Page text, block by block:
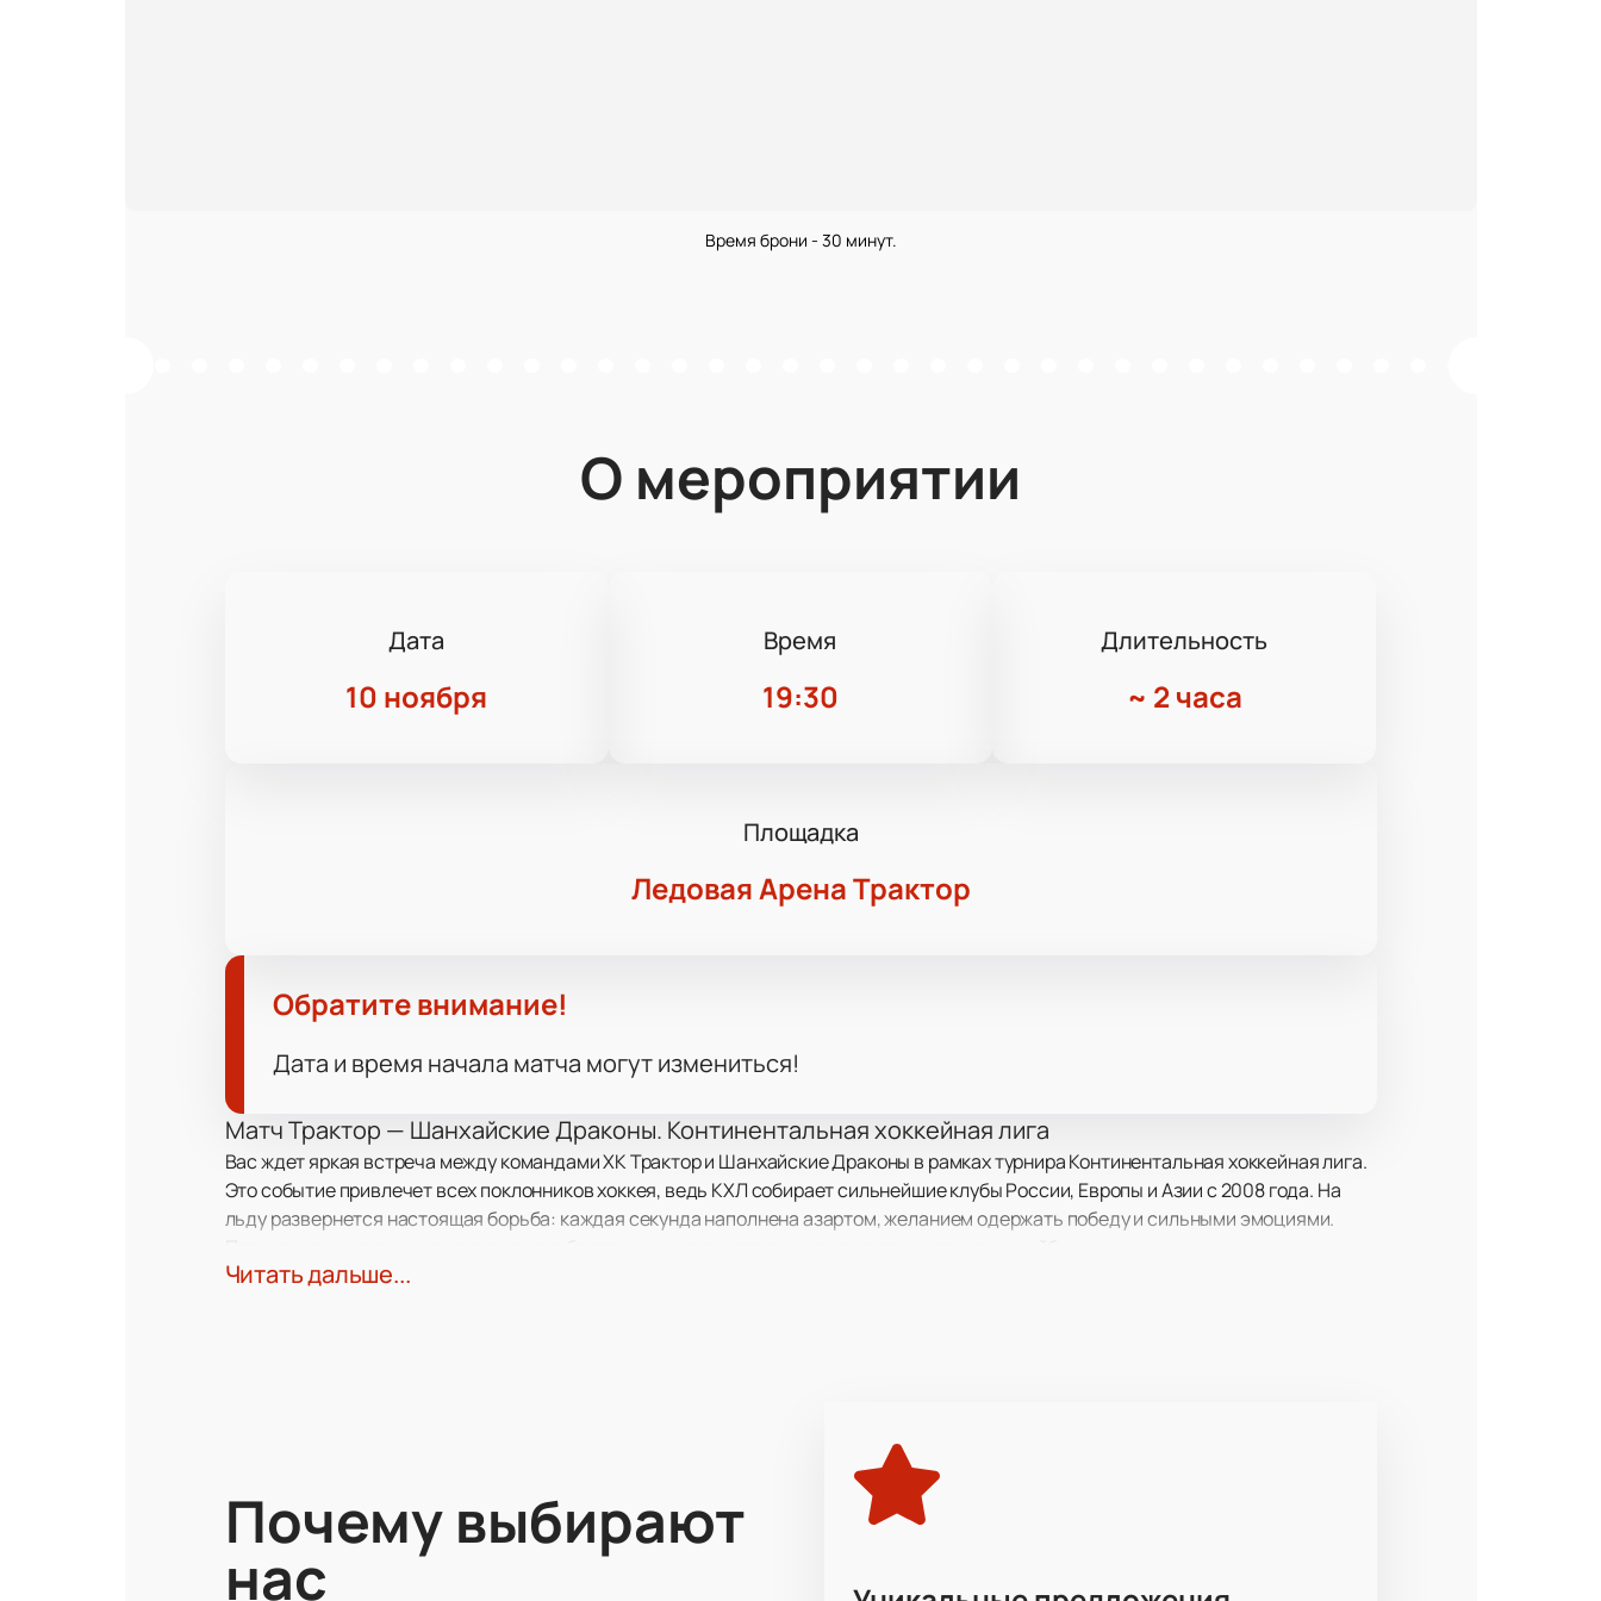
Время брони - 30 минут.
О мероприятии
Дата
10 ноября
Время
19:30
Длительность
~ 2 часа
Площадка
Ледовая Арена Трактор
Обратите внимание!
Дата и время начала матча могут измениться!
Матч Трактор — Шанхайские Драконы. Континентальная хоккейная лига
Вас ждет яркая встреча между командами ХК Трактор и Шанхайские Драконы в рамках турнира Континентальная хоккейная лига.
Это событие привлечет всех поклонников хоккея, ведь КХЛ собирает сильнейшие клубы России, Европы и Азии с 2008 года. На
льду развернется настоящая борьба: каждая секунда наполнена азартом, желанием одержать победу и сильными эмоциями.
Клуб ХК Трактор — известный представитель России в КХЛ, который славится настойчивостью и отличной подготовкой игроков.
Команда Шанхайские Драконы — перспективный коллектив, который хочет проявить себя на международном уровне лиги.
Встречи этих соперников всегда вызывают интерес у фанатов, ведь каждая игра — это не только борьба за очки, но и настоящее
спортивное шоу.
Читать дальше...
Почему выбирают
нас